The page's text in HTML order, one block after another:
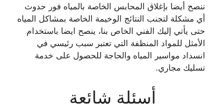
ننصح أيضا بإغلاق المحابس الخاصة بالمياه فور حدوث
أي مشكلة لتجنب النتائج الوخيمة الخاصة بمشاكل المياه
حتى يأتي إليك الفني الخاص بنا، ينصح ايضا باستخدام
الأمثل للمواد المنظفة التي تعتبر سبب رئيسي في
انسداد مواسير المياه والحاجة للحصول على خدمة
تسليك مجاري.
أسئلة شائعة